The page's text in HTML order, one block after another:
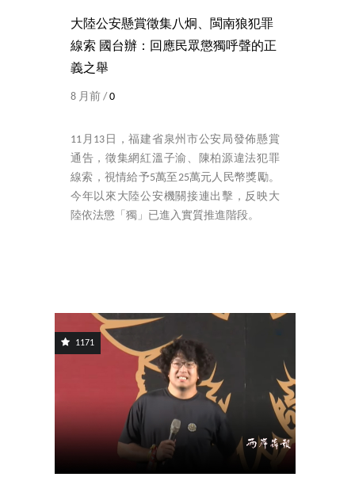
大陸公安懸賞徵集八炯、閩南狼犯罪
線索 國台辦：回應民眾懲獨呼聲的正
義之舉
8 月前 / 0
11月13日，福建省泉州市公安局發佈懸賞
通告，徵集網紅溫子渝、陳柏源違法犯罪
線索，視情給予5萬至25萬元人民幣獎勵。
今年以來大陸公安機關接連出擊，反映大
陸依法懲「獨」已進入實質推進階段。
1171